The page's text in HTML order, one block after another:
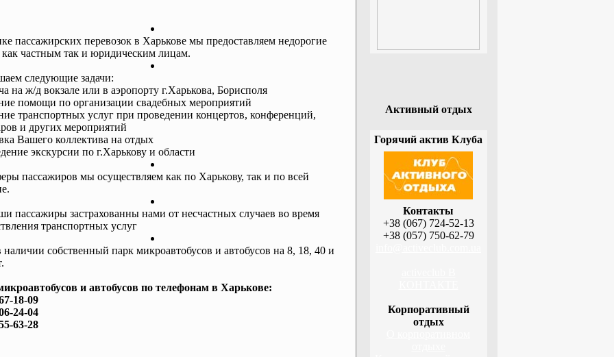
пассажирских перевозок в Харькове мы предоставляем недорогие
как частным так и юридическим лицам.
следующие задачи:
на ж/д вокзале или в аэропорту г.Харькова, Борисполя
помощи по организации свадебных мероприятий
транспортных услуг при проведении концертов, конференций,
и других мероприятий
Вашего коллектива на отдых
экскурсии по г.Харькову и области
пассажиров мы осуществляем как по Харькову, так и по всей
пассажиры застрахованны нами от несчастных случаев во время
транспортных услуг
наличии собственный парк микроавтобусов и автобусов на 8, 18, 40 и
и автобусов по телефонам в Харькове:
18-09
24-04
63-28
Активный отдых
Горячий актив Клуба
Контакты
+38 (067) 724-52-13
+38 (057) 750-62-79
Корпоративный
отдых